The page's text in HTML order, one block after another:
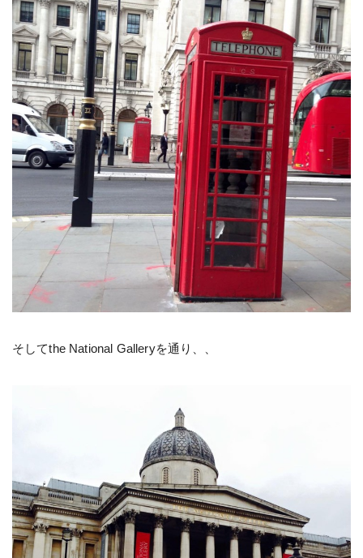
そしてthe National Galleryを通り、、